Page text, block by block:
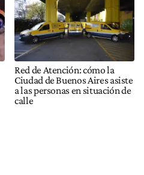
Red de Atención: cómo la
Ciudad de Buenos Aires asiste
a las personas en situación de
calle